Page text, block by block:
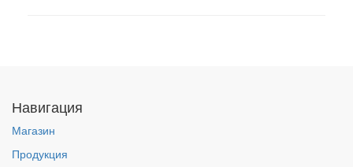
Навигация
Магазин
Продукция